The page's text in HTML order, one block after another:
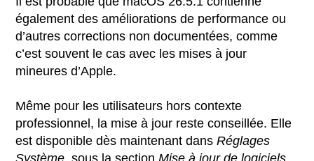
également des améliorations de performance ou
d’autres corrections non documentées, comme
c’est souvent le cas avec les mises à jour
mineures d’Apple.
Même pour les utilisateurs hors contexte
professionnel, la mise à jour reste conseillée. Elle
est disponible dès maintenant dansRéglages
Système, sous la sectionMise à jour de logiciels.